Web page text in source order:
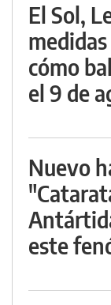
El Sol,
cómo
el 9 de
Nuevo
este